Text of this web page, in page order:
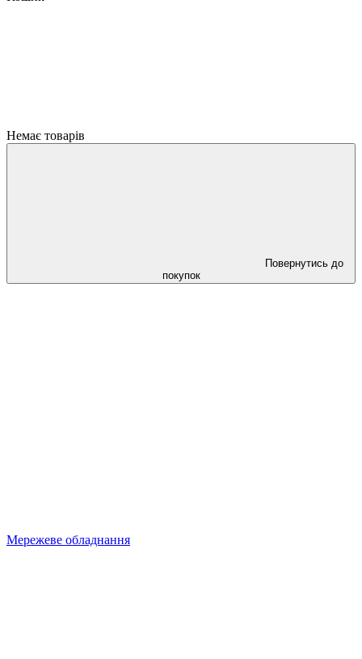
Немає товарів
Повернутись до
покупок
Мережеве обладнання